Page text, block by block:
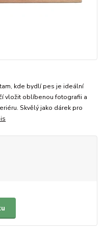
kde bydlí pes je ideální
vložit oblíbenou fotografii a
Skvělý jako dárek pro